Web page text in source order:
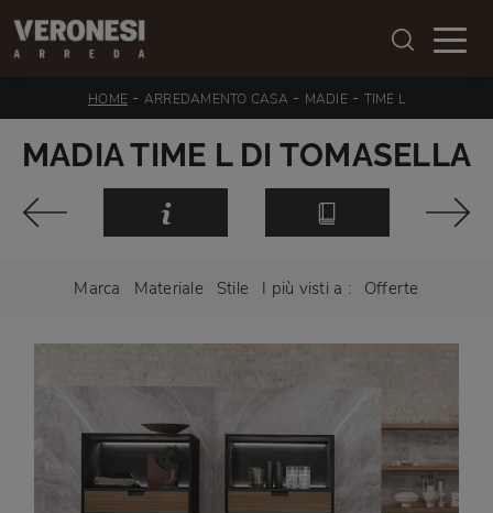
HOME - ARREDAMENTO CASA - MADIE - TIME L
MADIA TIME L DI TOMASELLA
Marca Materiale Stile I più visti a : Offerte